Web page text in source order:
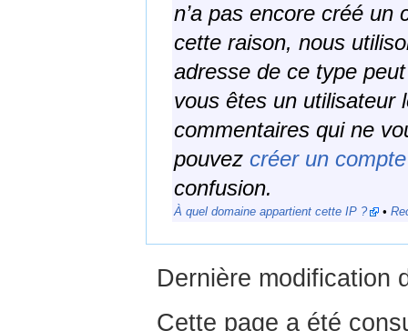
n’a pas encore créé un
cette raison, nous
adresse de ce type
vous êtes un utilisateur
commentaires qui ne
pouvez créer un compte
confusion.
À quel domaine appartient cette IP ? •
Dernière modification
Cette page a été